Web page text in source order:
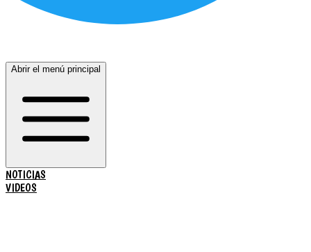
Abrir el menú principal
NOTICIAS
VIDEOS